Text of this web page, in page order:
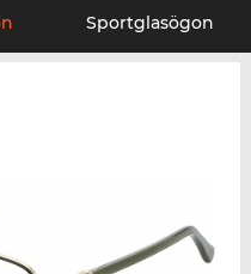
Sportglasögon